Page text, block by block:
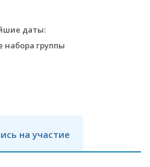
даты:
набора группы
на участие